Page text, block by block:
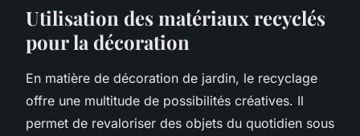
Utilisation des matériaux recyclés
pour la décoration
En matière de décoration de jardin, le recyclage
offre une multitude de possibilités créatives. Il
permet de revaloriser des objets du quotidien sous